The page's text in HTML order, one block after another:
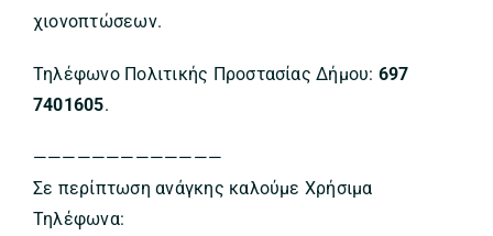
χιονοπτώσεων.
Τηλέφωνο Πολιτικής Προστασίας Δήμου: 697
7401605.
—————————————
Σε περίπτωση ανάγκης καλούμε Χρήσιμα
Τηλέφωνα: